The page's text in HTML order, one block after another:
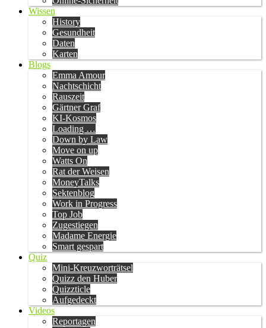
Wissen
History
Gesundheit
Daten
Karten
Blogs
Emma Amour
Nachtschicht
Rauszeit
Gärtner Graf
KI-Kosmos
Loading …
Down by Law
Move on up
Watts On
Rat der Weisen
MoneyTalks
Sektenblog
Work in Progress
Top Job
Zugestiegen
Madame Energie
Smart gespart
Quiz
Mini-Kreuzworträtsel
Quizz den Huber
Quizzticle
Aufgedeckt
Videos
Reportagen